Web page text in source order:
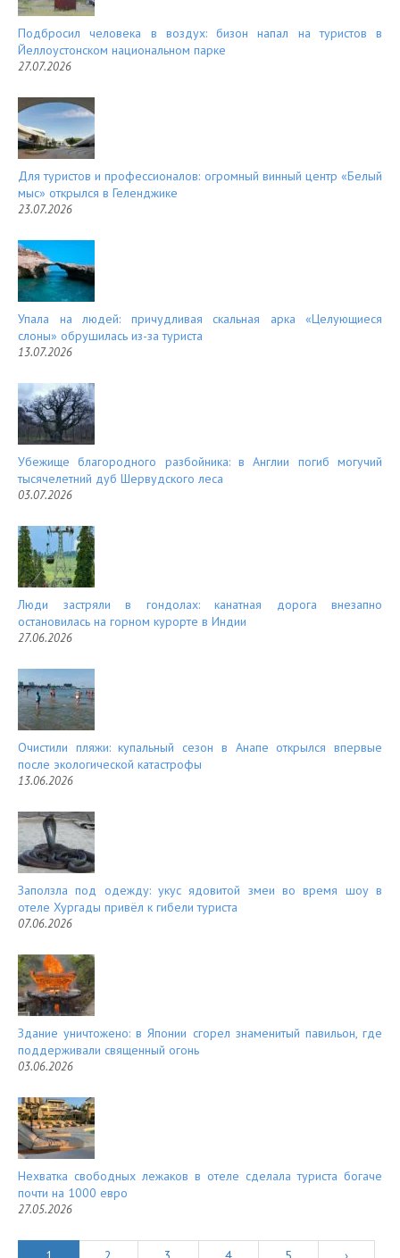
Подбросил человека в воздух: бизон напал на туристов в
Йеллоустонском национальном парке
27.07.2026
Для туристов и профессионалов: огромный винный центр «Белый
мыс» открылся в Геленджике
23.07.2026
Упала на людей: причудливая скальная арка «Целующиеся
слоны» обрушилась из-за туриста
13.07.2026
Убежище благородного разбойника: в Англии погиб могучий
тысячелетний дуб Шервудского леса
03.07.2026
Люди застряли в гондолах: канатная дорога внезапно
остановилась на горном курорте в Индии
27.06.2026
Очистили пляжи: купальный сезон в Анапе открылся впервые
после экологической катастрофы
13.06.2026
Заползла под одежду: укус ядовитой змеи во время шоу в
отеле Хургады привёл к гибели туриста
07.06.2026
Здание уничтожено: в Японии сгорел знаменитый павильон, где
поддерживали священный огонь
03.06.2026
Нехватка свободных лежаков в отеле сделала туриста богаче
почти на 1000 евро
27.05.2026